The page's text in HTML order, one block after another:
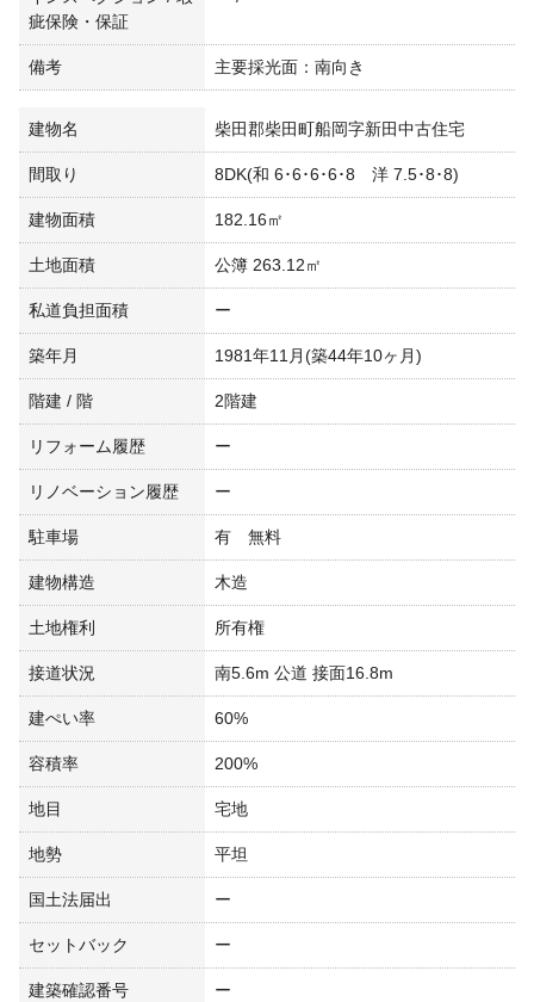
疵保険・保証
備考 主要採光面：南向き
建物名 柴田郡柴田町船岡字新田中古住宅
間取り 8DK(和 6･6･6･6･8 洋 7.5･8･8)
建物面積 182.16㎡
土地面積 公簿 263.12㎡
私道負担面積 ー
築年月 1981年11月(築44年10ヶ月)
階建 / 階 2階建
リフォーム履歴 ー
リノベーション履歴 ー
駐車場 有 無料
建物構造 木造
土地権利 所有権
接道状況 南5.6m 公道 接面16.8m
建ぺい率 60%
容積率 200%
地目 宅地
地勢 平坦
国土法届出 ー
セットバック ー
建築確認番号 ー